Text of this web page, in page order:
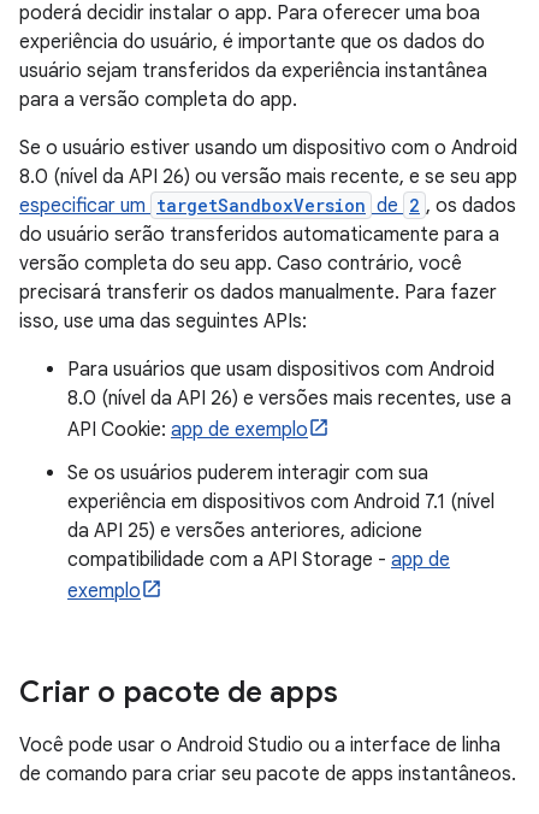
poderá decidir instalar o app. Para oferecer uma boa
experiência do usuário, é importante que os dados do
usuário sejam transferidos da experiência instantânea
para a versão completa do app.
Se o usuário estiver usando um dispositivo com o Android
8.0 (nível da API 26) ou versão mais recente, e se seu app
especificar um targetSandboxVersion de 2 , os dados
do usuário serão transferidos automaticamente para a
versão completa do seu app. Caso contrário, você
precisará transferir os dados manualmente. Para fazer
isso, use uma das seguintes APIs:
Para usuários que usam dispositivos com Android
8.0 (nível da API 26) e versões mais recentes, use a
API Cookie: app de exemplo
Se os usuários puderem interagir com sua
experiência em dispositivos com Android 7.1 (nível
da API 25) e versões anteriores, adicione
compatibilidade com a API Storage - app de
exemplo
Criar o pacote de apps
Você pode usar o Android Studio ou a interface de linha
de comando para criar seu pacote de apps instantâneos.